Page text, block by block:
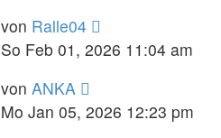
von Ralle04
So Feb 01, 2026 11:04 am
von ANKA
Mo Jan 05, 2026 12:23 pm